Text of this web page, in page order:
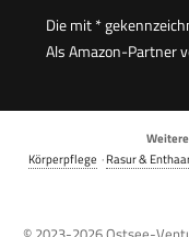
Die mit *
Als Amazon-Partner
Körperpflege ·Rasur &